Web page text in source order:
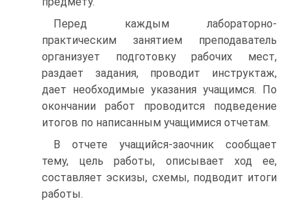
Перед каждым лабораторно-
практическим занятием преподаватель
организует подготовку рабочих мест,
раздает задания, проводит инструктаж,
дает необходимые указания учащимся. По
окончании работ проводится подведение
итогов по написанным учащимися отчетам.
В отчете учащийся-заочник сообщает
тему, цель работы, описывает ход ее,
составляет эскизы, схемы, подводит итоги
работы.